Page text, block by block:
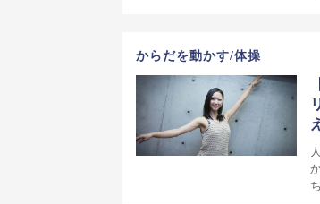
からだを動かす/体操